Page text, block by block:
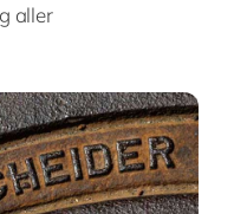
aller